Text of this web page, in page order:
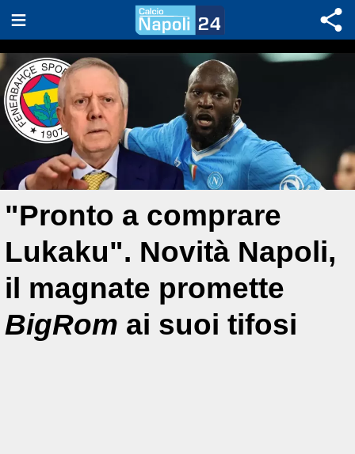
"Pronto a comprare
Lukaku". Novità Napoli,
il magnate promette
BigRom ai suoi tifosi